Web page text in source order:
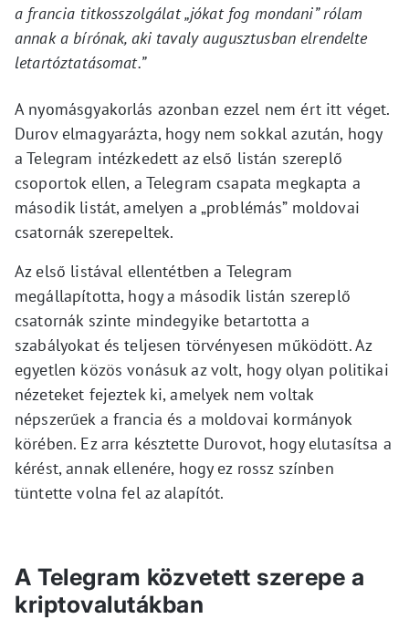
a francia titkosszolgálat „jókat fog mondani” rólam
annak a bírónak, aki tavaly augusztusban elrendelte
letartóztatásomat.”
A nyomásgyakorlás azonban ezzel nem ért itt véget.
Durov elmagyarázta, hogy nem sokkal azután, hogy
a Telegram intézkedett az első listán szereplő
csoportok ellen, a Telegram csapata megkapta a
második listát, amelyen a „problémás” moldovai
csatornák szerepeltek.
Az első listával ellentétben a Telegram
megállapította, hogy a második listán szereplő
csatornák szinte mindegyike betartotta a
szabályokat és teljesen törvényesen működött. Az
egyetlen közös vonásuk az volt, hogy olyan politikai
nézeteket fejeztek ki, amelyek nem voltak
népszerűek a francia és a moldovai kormányok
körében. Ez arra késztette Durovot, hogy elutasítsa a
kérést, annak ellenére, hogy ez rossz színben
tüntette volna fel az alapítót.
A Telegram közvetett szerepe a
kriptovalutákban